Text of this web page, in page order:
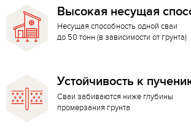
Высокая несущая
Несущая способность одной сваи
до 50 тонн (в зависимости от грунта)
Устойчивость к
Сваи забиваются ниже глубины
промерзания грунта